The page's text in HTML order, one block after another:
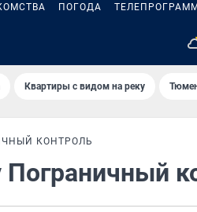
ПОГОДА
Квартиры с видом на реку
КОНТРОЛЬ
Пограничный